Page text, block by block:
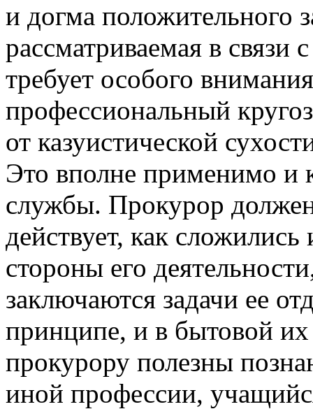
и догма положительного
рассматриваемая в связи
требует особого
профессиональный
от казуистической
Это вполне применимо и
службы. Прокурор
действует, как
стороны его
заключаются задачи ее
принципе, и в бытовой
прокурору полезны
иной профессии,